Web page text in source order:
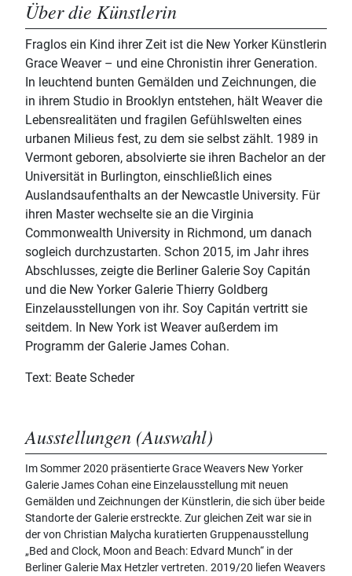
Über die Künstlerin
Fraglos ein Kind ihrer Zeit ist die New Yorker Künstlerin
Grace Weaver – und eine Chronistin ihrer Generation.
In leuchtend bunten Gemälden und Zeichnungen, die
in ihrem Studio in Brooklyn entstehen, hält Weaver die
Lebensrealitäten und fragilen Gefühlswelten eines
urbanen Milieus fest, zu dem sie selbst zählt. 1989 in
Vermont geboren, absolvierte sie ihren Bachelor an der
Universität in Burlington, einschließlich eines
Auslandsaufenthalts an der Newcastle University. Für
ihren Master wechselte sie an die Virginia
Commonwealth University in Richmond, um danach
sogleich durchzustarten. Schon 2015, im Jahr ihres
Abschlusses, zeigte die Berliner Galerie Soy Capitán
und die New Yorker Galerie Thierry Goldberg
Einzelausstellungen von ihr. Soy Capitán vertritt sie
seitdem. In New York ist Weaver außerdem im
Programm der Galerie James Cohan.
Text: Beate Scheder
Ausstellungen (Auswahl)
Im Sommer 2020 präsentierte Grace Weavers New Yorker
Galerie James Cohan eine Einzelausstellung mit neuen
Gemälden und Zeichnungen der Künstlerin, die sich über beide
Standorte der Galerie erstreckte. Zur gleichen Zeit war sie in
der von Christian Malycha kuratierten Gruppenausstellung
„Bed and Clock, Moon and Beach: Edvard Munch“ in der
Berliner Galerie Max Hetzler vertreten. 2019/20 liefen Weavers